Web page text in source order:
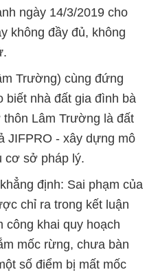
ngày 14/3/2019 cho
không đầy đủ, không
Trường) cùng đứng
biết nhà đất gia đình bà
Lâm Trường là đất
JIFPRO - xây dựng mô
cơ sở pháp lý.
định: Sai phạm của
chỉ ra trong kết luận
công khai quy hoạch
mốc rừng, chưa bàn
số điểm bị mất mốc